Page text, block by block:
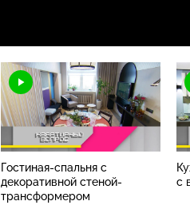
Гостиная-спальня с
декоративной стеной-
трансформером
с